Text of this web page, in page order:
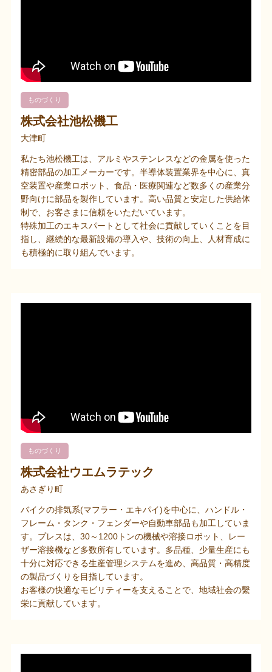
ものづくり
株式会社池松機工
大津町
私たち池松機工は、アルミやステンレスなどの金属を使った
精密部品の加工メーカーです。半導体装置業界を中心に、真
空装置や産業ロボット、食品・医療関連など数多くの産業分
野向けに部品を製作しています。高い品質と安定した供給体
制で、お客さまに信頼をいただいています。
特殊加工のエキスパートとして社会に貢献していくことを目
指し、継続的な最新設備の導入や、技術の向上、人材育成に
も積極的に取り組んでいます。
ものづくり
株式会社ウエムラテック
あさぎり町
バイクの排気系(マフラー・エキパイ)を中心に、ハンドル・
フレーム・タンク・フェンダーや自動車部品も加工していま
す。プレスは、30～1200トンの機械や溶接ロボット、レー
ザー溶接機など多数所有しています。多品種、少量生産にも
十分に対応できる生産管理システムを進め、高品質・高精度
の製品づくりを目指しています。
お客様の快適なモビリティーを支えることで、地域社会の繫
栄に貢献しています。